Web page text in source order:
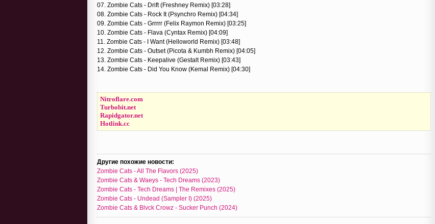
07. Zombie Cats - Drift (Freshney Remix) [03:28]
08. Zombie Cats - Rock It (Psynchro Remix) [04:34]
09. Zombie Cats - Grrrrr (Felix Raymon Remix) [03:25]
10. Zombie Cats - Flava (Cyntax Remix) [04:09]
11. Zombie Cats - I Want (Helloworld Remix) [03:48]
12. Zombie Cats - Outset (Picota & Kumbh Remix) [04:05]
13. Zombie Cats - Keepalive (Gestalt Remix) [03:43]
14. Zombie Cats - Did You Know (Kemal Remix) [04:30]
Nitroflare.com
Turbobit.net
Rapidgator.net
Hotlink.cc
Другие похожие новости:
Zombie Cats - All The Flavors (2025)
Zombie Cats & Waeys - Tech Dreams (2023)
Zombie Cats - Tech Dreams | The Remixes (2025)
Zombie Cats - Undead (Sampler I) (2025)
Zombie Cats & Blvck Crowz - Sucker Punch (2024)